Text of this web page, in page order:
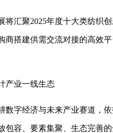
将汇聚2025年度十大类纺织
商搭建供需交流对接的高效
产业一线生态
数字经济与未来产业赛道，
包容、要素集聚、生态完善